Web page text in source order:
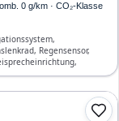
0 g/km · CO₂-Klasse
Regensensor,
, Seiten- und weitere